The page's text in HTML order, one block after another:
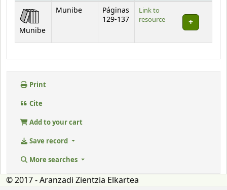
Holdings
Munibe
Munibe
Páginas
129-137
Link to
resource
Print
Cite
Add to your cart
Save record
More searches
© 2017 - Aranzadi Zientzia Elkartea